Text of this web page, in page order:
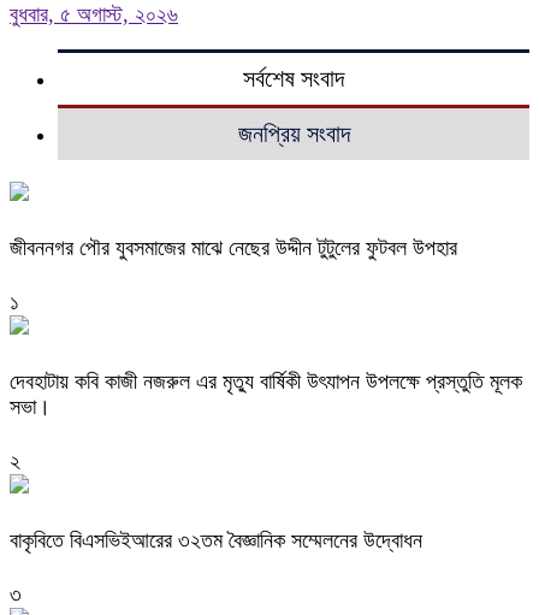
বুধবার, ৫ অগাস্ট, ২০২৬
সর্বশেষ সংবাদ
জনপ্রিয় সংবাদ
জীবননগর পৌর যুবসমাজের মাঝে নেছের উদ্দীন টুটুলের ফুটবল উপহার
১
দেবহাটায় কবি কাজী নজরুল এর মৃত্যু বার্ষিকী উৎযাপন উপলক্ষে প্রস্তুতি মূলক
সভা।
২
বাকৃবিতে বিএসভিইআরের ৩২তম বৈজ্ঞানিক সম্মেলনের উদ্বোধন
৩